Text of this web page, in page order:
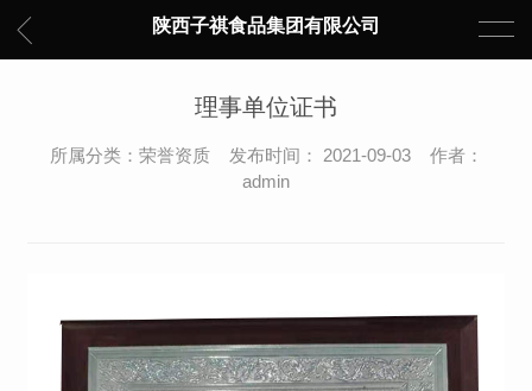
陕西子祺食品集团有限公司
理事单位证书
所属分类：荣誉资质 发布时间： 2021-09-03 作者：
admin